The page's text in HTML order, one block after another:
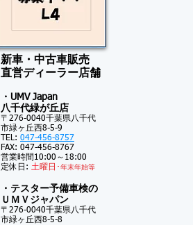
新車・中古車販売
​直営ディーラー店舗
・UMV Japan
八千代緑が丘店
〒276-0040千葉県八千代
市緑ヶ丘西8-5-9
TEL: 047-456-8757
FAX: 047-456-8767
営業時間10:00～18:00
定休日: 土曜日･ 年末年始等
・テスター予備車検の
ＵＭＶジャパン
〒276-0040千葉県八千代
市緑ヶ丘西8-5-8